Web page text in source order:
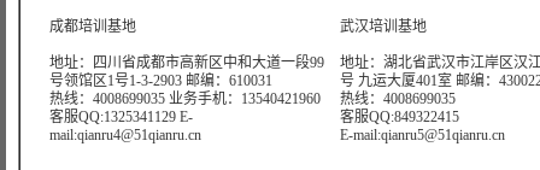
成都培训基地
地址：四川省成都市高新区中和大道一段99
号领馆区1号1-3-2903 邮编：610031
热线：4008699035 业务手机：13540421960
客服QQ:1325341129 E-
mail:qianru4@51qianru.cn
武汉培训基地
地址：湖北省武汉市江岸区汉
号 九运大厦401室 邮编：
热线：4008699035
客服QQ:849322415
E-mail:qianru5@51qianru.cn